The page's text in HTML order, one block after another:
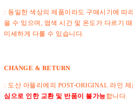
: 동일한 색상의 제품이라도 구매시기에 따
을 수 있으며, 염색 시간 및 온도가 다르기
미세하게 다를 수 있습니다.
CHANGE & RETURN
: 도산 아뜰리에의 POST-ORIGINAL 라인 제
심으로 인한 교환 및 반품이 불가능합니다.